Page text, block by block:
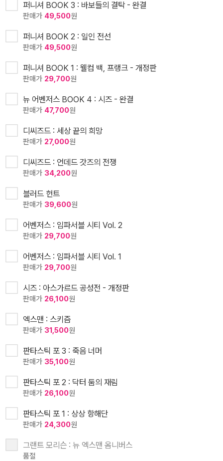
퍼니셔 BOOK 3 : 바보들의 결탁 - 완결
판매가 49,500원
퍼니셔 BOOK 2 : 일인 전선
판매가 49,500원
퍼니셔 BOOK 1 : 웰컴 백, 프랭크 - 개정판
판매가 29,700원
뉴 어벤저스 BOOK 4 : 시즈 - 완결
판매가 47,700원
디씨즈드 : 세상 끝의 희망
판매가 27,000원
디씨즈드 : 언데드 갓즈의 전쟁
판매가 34,200원
블러드 헌트
판매가 39,600원
어벤저스 : 임파서블 시티 Vol. 2
판매가 29,700원
어벤저스 : 임파서블 시티 Vol. 1
판매가 29,700원
시즈 : 아스가르드 공성전 - 개정판
판매가 26,100원
엑스맨 : 스키즘
판매가 31,500원
판타스틱 포 3 : 죽음 너머
판매가 35,100원
판타스틱 포 2 : 닥터 둠의 재림
판매가 26,100원
판타스틱 포 1 : 상상 항해단
판매가 24,300원
그랜트 모리슨 : 뉴 엑스맨 옴니버스
품절